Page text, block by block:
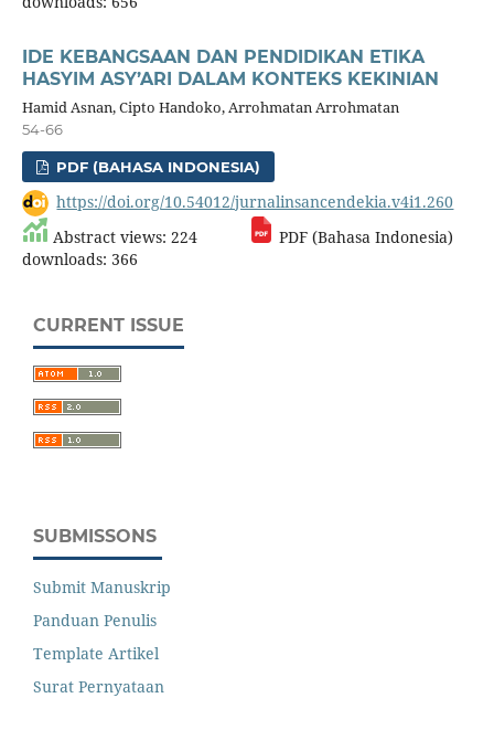
IDE KEBANGSAAN DAN PENDIDIKAN ETIKA
HASYIM ASY’ARI DALAM KONTEKS KEKINIAN
Hamid Asnan, Cipto Handoko, Arrohmatan Arrohmatan
54-66
PDF (BAHASA INDONESIA)
https://doi.org/10.54012/jurnalinsancendekia.v4i1.260
Abstract views: 224
PDF (Bahasa Indonesia)
downloads: 366
CURRENT ISSUE
SUBMISSONS
Submit Manuskrip
Panduan Penulis
Template Artikel
Surat Pernyataan